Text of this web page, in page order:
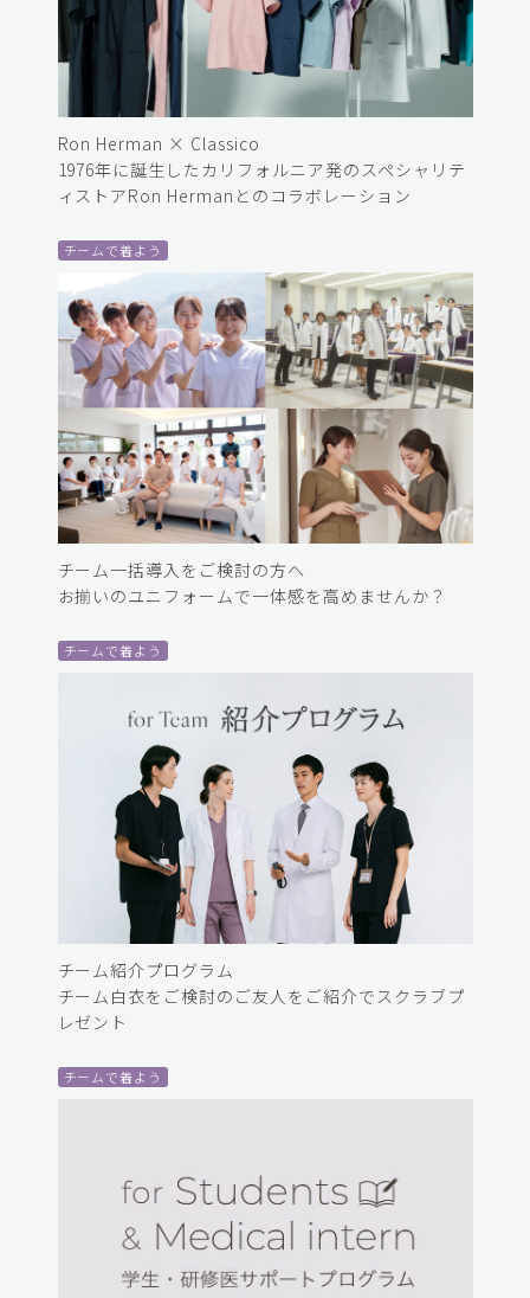
Ron Herman × Classico
1976年に誕生したカリフォルニア発のスペシャリテ
ィストアRon Hermanとのコラボレーション
チームで着よう
チーム一括導入をご検討の方へ
お揃いのユニフォームで一体感を高めませんか？
チームで着よう
チーム紹介プログラム
チーム白衣をご検討のご友人をご紹介でスクラブプ
レゼント
チームで着よう